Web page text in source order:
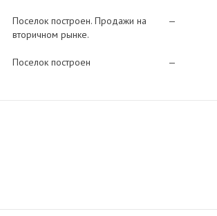
Поселок построен. Продажи на
вторичном рынке.
—
Поселок построен —